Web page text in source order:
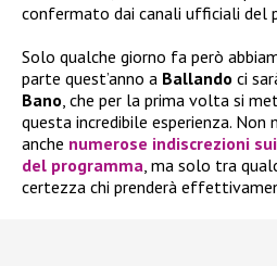
confermato dai canali ufficiali del
Solo qualche giorno fa però
parte quest’anno a Ballando ci
Bano, che per la prima volta si
questa incredibile esperienza.
anche numerose indiscrezioni
del programma, ma solo tra
certezza chi prenderà